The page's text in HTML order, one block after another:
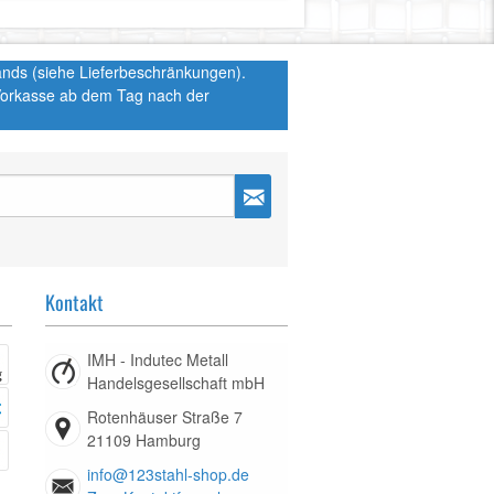
(siehe Lieferbeschränkungen).
ab dem Tag nach der
Kontakt
IMH - Indutec Metall
Handelsgesellschaft mbH
Rotenhäuser Straße 7
21109 Hamburg
info@123stahl-shop.de